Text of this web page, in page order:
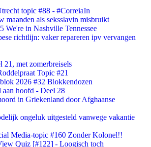
topic #88 - #CorreiaIn
maanden als seksslavin misbruikt
We're in Nashville Tennessee
richtlijn: vaker repareren ipv vervangen
21, met zomerbreisels
Topic #21
2026 #32 Blokkendozen
aan hoofd - Deel 28
in Griekenland door Afghaanse
ongeluk uitgesteld vanwege vakantie
Media-topic #160 Zonder Kolonel!!
Quiz [#122] - Loogisch toch